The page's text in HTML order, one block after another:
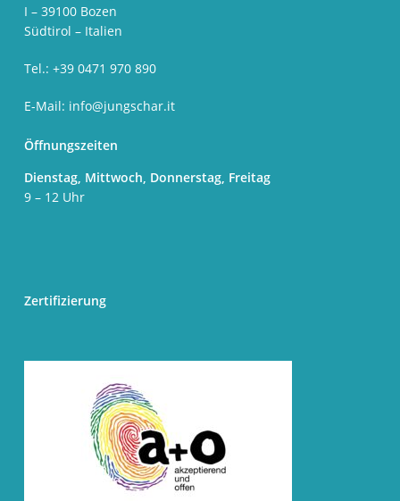
I – 39100 Bozen
Südtirol – Italien
Tel.: +39 0471 970 890
E-Mail: info@jungschar.it
Öffnungszeiten
Dienstag, Mittwoch, Donnerstag, Freitag
9 – 12 Uhr
Zertifizierung